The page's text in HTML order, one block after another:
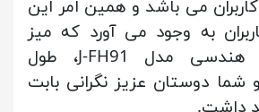
می باشد و همین امر این
به وجود می آورد که میز
تلویزیون مدرن هندسی مدل J-FH91، طول
شما دوستان عزیز نگرانی بابت
داشت.